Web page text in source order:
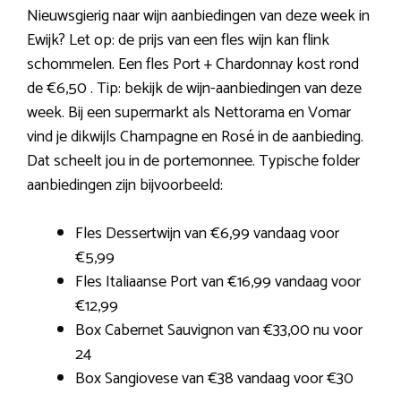
Nieuwsgierig naar wijn aanbiedingen van deze week in
Ewijk? Let op: de prijs van een fles wijn kan flink
schommelen. Een fles Port + Chardonnay kost rond
de €6,50 . Tip: bekijk de wijn-aanbiedingen van deze
week. Bij een supermarkt als Nettorama en Vomar
vind je dikwijls Champagne en Rosé in de aanbieding.
Dat scheelt jou in de portemonnee. Typische folder
aanbiedingen zijn bijvoorbeeld:
Fles Dessertwijn van €6,99 vandaag voor
€5,99
Fles Italiaanse Port van €16,99 vandaag voor
€12,99
Box Cabernet Sauvignon van €33,00 nu voor
24
Box Sangiovese van €38 vandaag voor €30